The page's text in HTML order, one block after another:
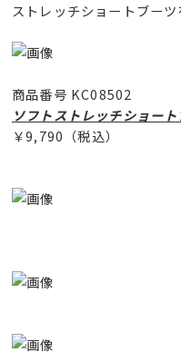
ストレッチショートブー
商品番号 KC08502
ソフトストレッチショー
￥9,790（税込）